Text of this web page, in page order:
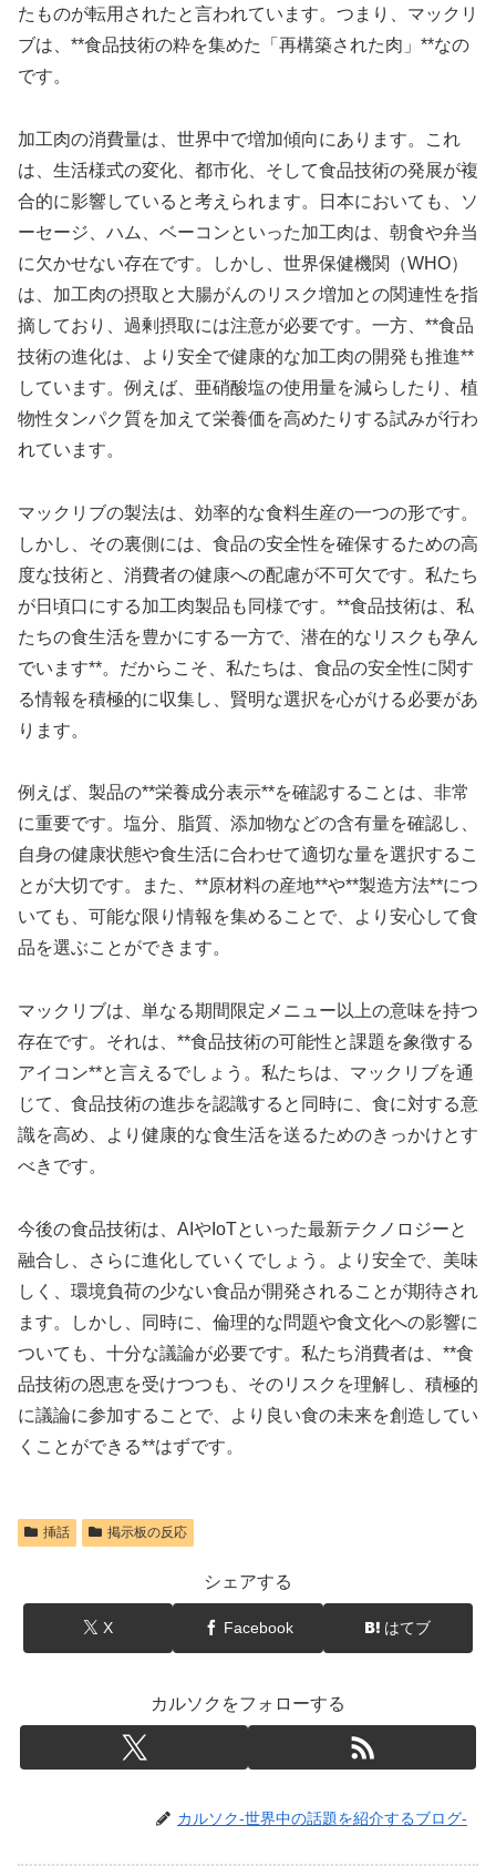
たものが転用されたと言われています。つまり、マックリ
ブは、**食品技術の粋を集めた「再構築された肉」**なの
です。
加工肉の消費量は、世界中で増加傾向にあります。これ
は、生活様式の変化、都市化、そして食品技術の発展が複
合的に影響していると考えられます。日本においても、ソ
ーセージ、ハム、ベーコンといった加工肉は、朝食や弁当
に欠かせない存在です。しかし、世界保健機関（WHO）
は、加工肉の摂取と大腸がんのリスク増加との関連性を指
摘しており、過剰摂取には注意が必要です。一方、**食品
技術の進化は、より安全で健康的な加工肉の開発も推進**
しています。例えば、亜硝酸塩の使用量を減らしたり、植
物性タンパク質を加えて栄養価を高めたりする試みが行わ
れています。
マックリブの製法は、効率的な食料生産の一つの形です。
しかし、その裏側には、食品の安全性を確保するための高
度な技術と、消費者の健康への配慮が不可欠です。私たち
が日頃口にする加工肉製品も同様です。**食品技術は、私
たちの食生活を豊かにする一方で、潜在的なリスクも孕ん
でいます**。だからこそ、私たちは、食品の安全性に関す
る情報を積極的に収集し、賢明な選択を心がける必要があ
ります。
例えば、製品の**栄養成分表示**を確認することは、非常
に重要です。塩分、脂質、添加物などの含有量を確認し、
自身の健康状態や食生活に合わせて適切な量を選択するこ
とが大切です。また、**原材料の産地**や**製造方法**につ
いても、可能な限り情報を集めることで、より安心して食
品を選ぶことができます。
マックリブは、単なる期間限定メニュー以上の意味を持つ
存在です。それは、**食品技術の可能性と課題を象徴する
アイコン**と言えるでしょう。私たちは、マックリブを通
じて、食品技術の進歩を認識すると同時に、食に対する意
識を高め、より健康的な食生活を送るためのきっかけとす
べきです。
今後の食品技術は、AIやIoTといった最新テクノロジーと
融合し、さらに進化していくでしょう。より安全で、美味
しく、環境負荷の少ない食品が開発されることが期待され
ます。しかし、同時に、倫理的な問題や食文化への影響に
ついても、十分な議論が必要です。私たち消費者は、**食
品技術の恩恵を受けつつも、そのリスクを理解し、積極的
に議論に参加することで、より良い食の未来を創造してい
くことができる**はずです。
挿話 掲示板の反応
シェアする
X Facebook はてブ
カルソクをフォローする
カルソク-世界中の話題を紹介するブログ-